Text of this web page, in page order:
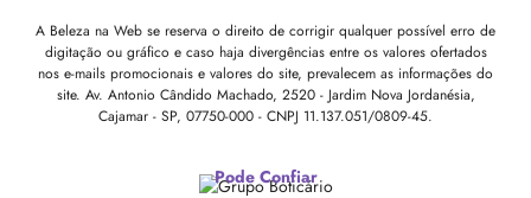
A Beleza na Web se reserva o direito de corrigir qualquer possível erro de
digitação ou gráfico e caso haja divergências entre os valores ofertados
nos e-mails promocionais e valores do site, prevalecem as informações do
site. Av. Antonio Cândido Machado, 2520 - Jardim Nova Jordanésia,
Cajamar - SP, 07750-000 - CNPJ 11.137.051/0809-45.
Pode Confiar